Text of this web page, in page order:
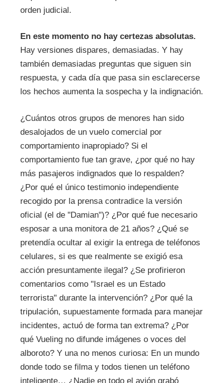
orden judicial.
En este momento no hay certezas absolutas.
Hay versiones dispares, demasiadas. Y hay
también demasiadas preguntas que siguen sin
respuesta, y cada día que pasa sin esclarecerse
los hechos aumenta la sospecha y la indignación.
¿Cuántos otros grupos de menores han sido
desalojados de un vuelo comercial por
comportamiento inapropiado? Si el
comportamiento fue tan grave, ¿por qué no hay
más pasajeros indignados que lo respalden?
¿Por qué el único testimonio independiente
recogido por la prensa contradice la versión
oficial (el de "Damian")? ¿Por qué fue necesario
esposar a una monitora de 21 años? ¿Qué se
pretendía ocultar al exigir la entrega de teléfonos
celulares, si es que realmente se exigió esa
acción presuntamente ilegal? ¿Se profirieron
comentarios como "Israel es un Estado
terrorista" durante la intervención? ¿Por qué la
tripulación, supuestamente formada para manejar
incidentes, actuó de forma tan extrema? ¿Por
qué Vueling no difunde imágenes o voces del
alboroto? Y una no menos curiosa: En un mundo
donde todo se filma y todos tienen un teléfono
inteligente… ¿Nadie en todo el avión grabó